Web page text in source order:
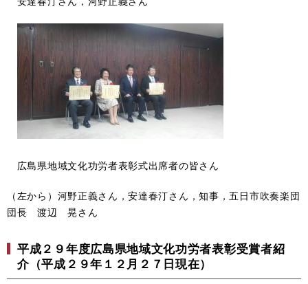
広島県地域文化功労者表彰式出席者の皆さん
（左から）河野正義さん，安達春汀さん，知事，五日市吹奏楽団
団長 渡辺 晃さん
平成２９年度広島県地域文化功労者表彰受賞者紹
介（平成２９年１２月２７日現在）